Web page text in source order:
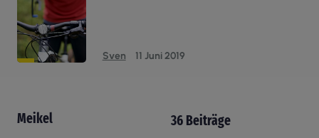
Sven 11 Juni 2019
Meikel 36 Beiträge